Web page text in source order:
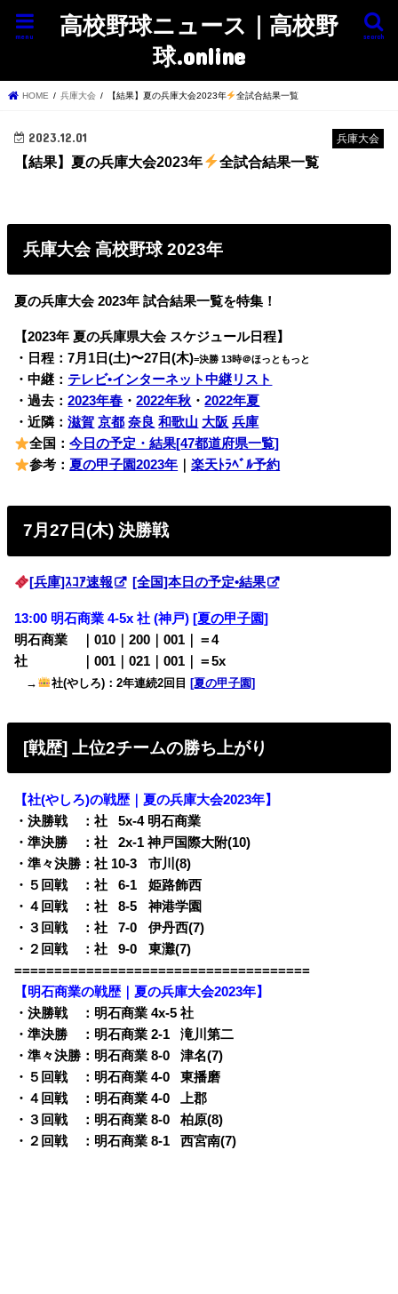
高校野球ニュース｜高校野
球.online
search
menu
HOME 兵庫大会 【結果】夏の兵庫大会2023年 全試合結果一覧
兵庫大会
2023.12.01
【結果】夏の兵庫大会2023年 全試合結果一覧
兵庫大会 高校野球 2023年
夏の兵庫大会 2023年 試合結果一覧を特集！
【2023年 夏の兵庫県大会 スケジュール日程】
・日程：7月1日(土)〜27日(木)=決勝 13時＠ほっともっと
・中継： テレビ•インターネット中継リスト
・過去：2023年春 ・2022年秋 ・2022年夏
・近隣：滋賀 京都 奈良 和歌山 大阪 兵庫
全国：今日の予定・結果[47都道府県一覧]
参考：夏の甲子園2023年 ｜楽天ﾄﾗﾍﾞﾙ予約
7月27日(木) 決勝戦
[兵庫]ｽｺｱ速報 [全国]本日の予定•結果
13:00 明石商業 4-5x 社 (神戸)[夏の甲子園]
明石商業 ｜010｜200｜001｜＝4
社 ｜001｜021｜001｜＝5x
→ 社(やしろ)：2年連続2回目 [夏の甲子園]
[戦歴] 上位2チームの勝ち上がり
【社(やしろ)の戦歴｜夏の兵庫大会2023年】
・決勝戦 ：社
05x-4 明石商業
・準決勝 ：社
02x-1 神戸国際大附(10)
・準々決勝：社 10-3
q市川(8)
・５回戦 ：社
06-1 q姫路飾西
・４回戦 ：社
08-5 q神港学園
・３回戦 ：社
07-0 q伊丹西(7)
・２回戦 ：社
09-0 q東灘(7)
=====================================
【明石商業の戦歴｜夏の兵庫大会2023年】
・決勝戦 ：明石商業 4x-5 社
・準決勝 ：明石商業 2-1
滝川第二
・準々決勝：明石商業 8-0
津名(7)
・５回戦 ：明石商業 4-0
東播磨
・４回戦 ：明石商業 4-0
上郡
・３回戦 ：明石商業 8-0
柏原(8)
・２回戦 ：明石商業 8-1
西宮南(7)